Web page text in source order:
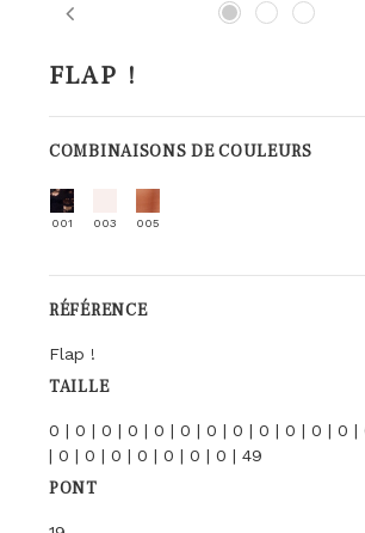
Previous
FLAP !
COMBINAISONS DE COULEURS
001 003 005
RÉFÉRENCE
Flap !
TAILLE
0 | 0 | 0 | 0 | 0 | 0 | 0 | 0 | 0 | 0 | 0 | 0 |
| 0 | 0 | 0 | 0 | 0 | 0 | 0 | 49
PONT